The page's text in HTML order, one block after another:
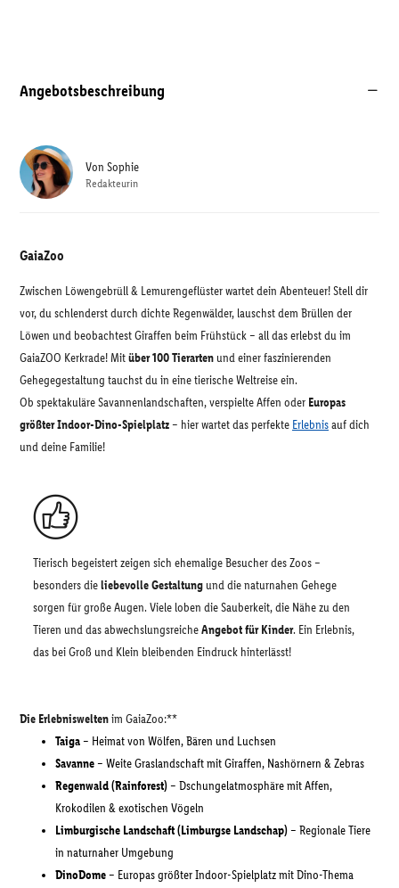
Angebotsbeschreibung
GaiaZoo
Zwischen Löwengebrüll & Lemurengeflüster wartet dein Abenteuer! Stell dir
vor, du schlenderst durch dichte Regenwälder, lauschst dem Brüllen der
Löwen und beobachtest Giraffen beim Frühstück – all das erlebst du im
GaiaZOO Kerkrade! Mitüber 100 Tierarten und einer faszinierenden
Gehegegestaltung tauchst du in eine tierische Weltreise ein.
Ob spektakuläre Savannenlandschaften, verspielte Affen oder Europas
größter Indoor-Dino-Spielplatz– hier wartet das perfekte Erlebnisauf dich
und deine Familie!
Tierisch begeistert zeigen sich ehemalige Besucher des Zoos –
besonders dieliebevolle Gestaltung und die naturnahen Gehege
sorgen für große Augen. Viele loben die Sauberkeit, die Nähe zu den
Tieren und das abwechslungsreicheAngebot für Kinder. Ein Erlebnis,
das bei Groß und Klein bleibenden Eindruck hinterlässt!
Die Erlebnisweltenim GaiaZoo:**
Taiga– Heimat von Wölfen, Bären und Luchsen
Savanne– Weite Graslandschaft mit Giraffen, Nashörnern & Zebras
Regenwald (Rainforest)– Dschungelatmosphäre mit Affen,
Krokodilen & exotischen Vögeln
Limburgische Landschaft (Limburgse Landschap)– Regionale Tiere
in naturnaher Umgebung
DinoDome– Europas größter Indoor-Spielplatz mit Dino-Thema
Von Sophie
Redakteurin